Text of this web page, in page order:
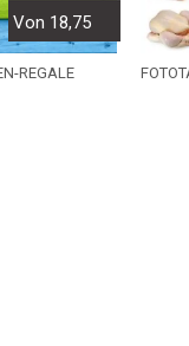
Von 18,75
REGALE